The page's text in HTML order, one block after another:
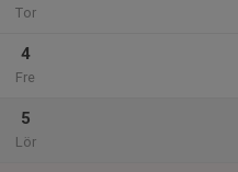
Tor
4
Fre
5
Lör